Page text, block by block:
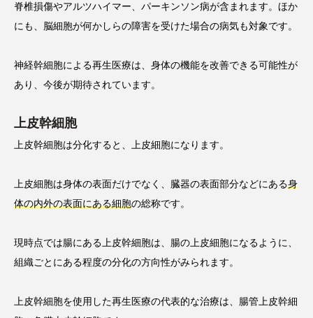
脊椎損傷やアルツハイマー、パーキンソン病が含まれます。ほか
にも、脳細胞が何かしらの障害を受けた場合の病気も対象です。
神経幹細胞による再生医療は、身体の機能を改善できる可能性が
あり、今後が期待されています。
上皮幹細胞
上皮幹細胞は分化すると、上皮細胞になります。
上皮細胞は身体の表面だけでなく、臓器の表面部分などにある身
体の内外の表面にある細胞の総称です。
現時点では腸にある上皮幹細胞は、腸の上皮細胞になるように、
組織ごとにある程度の分化の方向性がみられます。
上皮幹細胞を使用した再生医療の代表的な治療は、腸管上皮幹細